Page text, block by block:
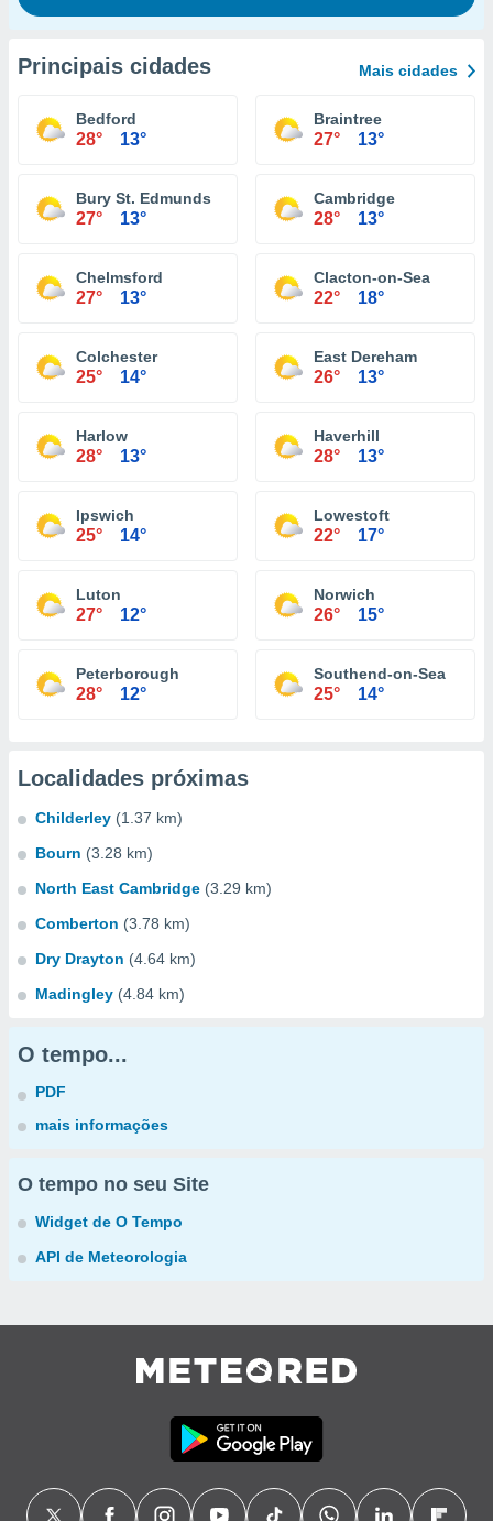
Principais cidades Mais cidades
Bedford
28° 13°
Braintree
27° 13°
Bury St. Edmunds
27° 13°
Cambridge
28° 13°
Chelmsford
27° 13°
Clacton-on-Sea
22° 18°
Colchester
25° 14°
East Dereham
26° 13°
Harlow
28° 13°
Haverhill
28° 13°
Ipswich
25° 14°
Lowestoft
22° 17°
Luton
27° 12°
Norwich
26° 15°
Peterborough
28° 12°
Southend-on-Sea
25° 14°
Localidades próximas
Childerley (1.37 km)
Bourn (3.28 km)
North East Cambridge (3.29 km)
Comberton (3.78 km)
Dry Drayton (4.64 km)
Madingley (4.84 km)
O tempo...
PDF
mais informações
O tempo no seu Site
Widget de O Tempo
API de Meteorologia